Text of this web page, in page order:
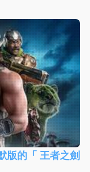
版的「 王者之劍